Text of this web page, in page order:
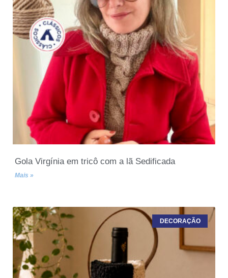
Gola Virgínia em tricô com a lã Sedificada
Mais »
DECORAÇÃO